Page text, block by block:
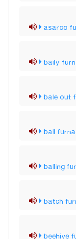
asarco
baily
bale out
ball
balling
batch